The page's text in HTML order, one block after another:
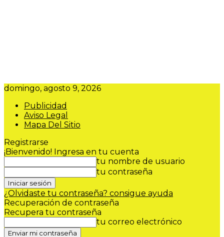
domingo, agosto 9, 2026
Publicidad
Aviso Legal
Mapa Del Sitio
Registrarse
¡Bienvenido! Ingresa en tu cuenta
tu nombre de usuario
tu contraseña
¿Olvidaste tu contraseña? consigue ayuda
Recuperación de contraseña
Recupera tu contraseña
tu correo electrónico